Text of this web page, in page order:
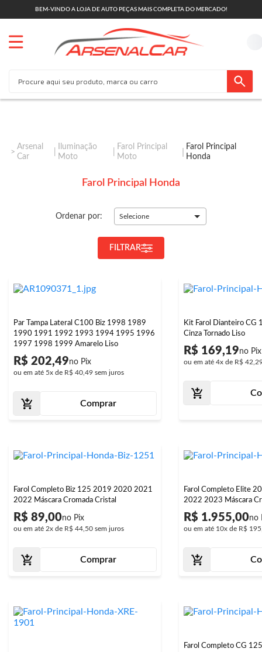
BEM-VINDO A LOJA DE AUTO PEÇAS MAIS COMPLETA DO MERCADO!
Arsenal
Car
Iluminação
Moto
Farol Principal
Moto
Farol Principal
Honda
Farol Principal Honda
Ordenar por: Selecione
FILTRAR
Par Tampa Lateral C100 Biz 1998 1989
1990 1991 1992 1993 1994 1995 1996
1997 1998 1999 Amarelo Liso
R$ 202,49
ou em até 5x de R$ 40,49 sem juros
Comprar
Kit Farol Dianteiro CG
Cinza Tornado Liso
R$ 169,19
ou em até 4x de R$
Farol Completo Biz 125 2019 2020 2021
2022 Máscara Cromada Cristal
R$ 89,00
ou em até 2x de R$ 44,50 sem juros
Comprar
Farol Completo Elite
2022 2023 Máscara
R$ 1.955,00
ou em até 10x de R$
Farol Completo CG